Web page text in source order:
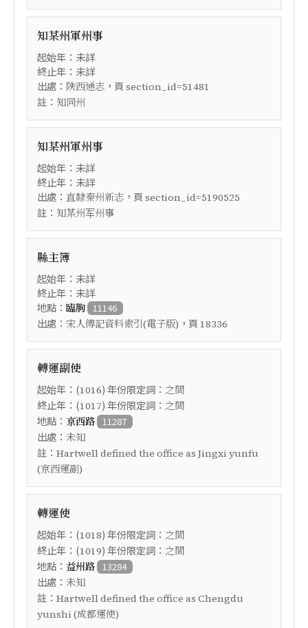
知某州軍州事
起始年：未詳
終止年：未詳
出處： 陝西通志 ，頁 section_id=51481
註： 知同州
知某州軍州事
起始年：未詳
終止年：未詳
出處： 直隸秦州新志 ，頁 section_id=5190525
註： 知某州军州事
縣主簿
起始年：未詳
終止年：未詳
地點： 臨朐 11146
出處： 宋人傳記資料索引(電子版) ，頁 18336
轉運副使
起始年：(1016) 年份限定詞： 之間
終止年：(1017) 年份限定詞： 之間
地點： 京西路 11287
出處： 未知
註： Hartwell defined the office as Jingxi yunfu
(京西運副)
轉運使
起始年：(1018) 年份限定詞： 之間
終止年：(1019) 年份限定詞： 之間
地點： 益州路 13284
出處： 未知
註： Hartwell defined the office as Chengdu
yunshi (成都運使)